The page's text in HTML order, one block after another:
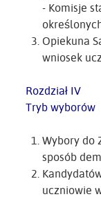
- Komisje
Opiekuna
wniosek
Rozdział IV
Tryb wyborów
Wybory do
sposób
uczniowie